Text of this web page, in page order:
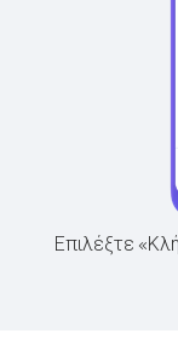
Επιλέξτε